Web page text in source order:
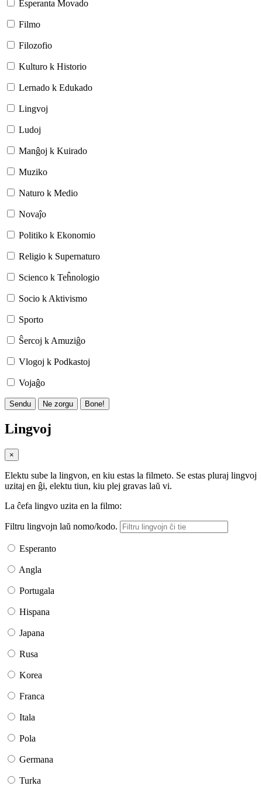
Esperanta Movado
Filmo
Filozofio
Kulturo k Historio
Lernado k Edukado
Lingvoj
Ludoj
Manĝoj k Kuirado
Muziko
Naturo k Medio
Novaĵo
Politiko k Ekonomio
Religio k Supernaturo
Scienco k Teĥnologio
Socio k Aktivismo
Sporto
Ŝercoj k Amuziĝo
Vlogoj k Podkastoj
Vojaĝo
Sendu Ne zorgu Bone!
Lingvoj
×
Elektu sube la lingvon, en kiu estas la filmeto. Se estas pluraj lingvoj
uzitaj en ĝi, elektu tiun, kiu plej gravas laŭ vi.
La ĉefa lingvo uzita en la filmo:
Filtru lingvojn laŭ nomo/kodo.
Esperanto
Angla
Portugala
Hispana
Japana
Rusa
Korea
Franca
Itala
Pola
Germana
Turka